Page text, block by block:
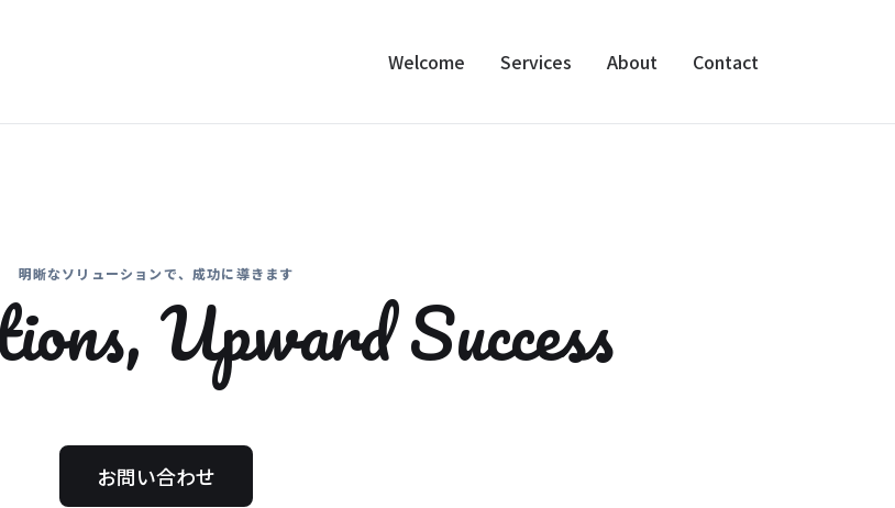
Welcome Services About Contact
明晰なソリューションで、成功に導きます
Upward Success
お問い合わせ